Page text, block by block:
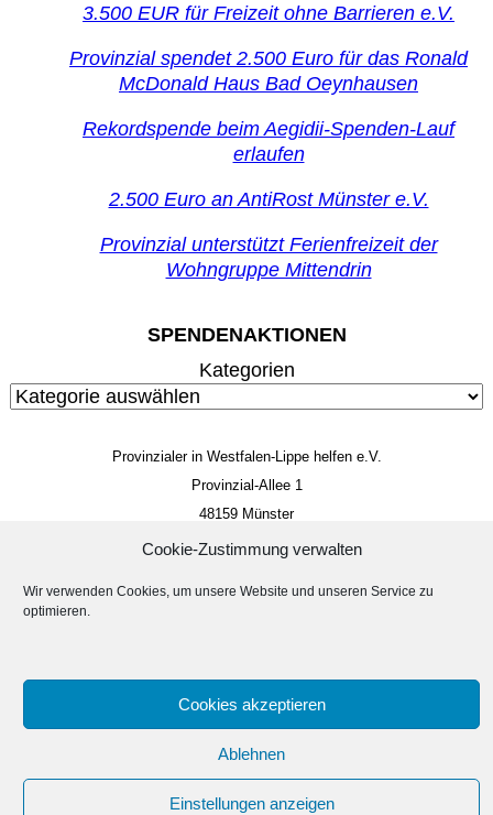
Cookie-Zustimmung verwalten
Wir verwenden Cookies, um unsere Website und unseren Service zu
optimieren.
Cookies akzeptieren
Ablehnen
Einstellungen anzeigen
3.500 EUR für Freizeit ohne Barrieren e.V.
Provinzial spendet 2.500 Euro für das Ronald
McDonald Haus Bad Oeynhausen
Rekordspende beim Aegidii-Spenden-Lauf
erlaufen
2.500 Euro an AntiRost Münster e.V.
Provinzial unterstützt Ferienfreizeit der
Wohngruppe Mittendrin
SPENDENAKTIONEN
Kategorien
Provinzialer in Westfalen-Lippe helfen e.V.
Provinzial-Allee 1
48159 Münster
Mitglieds- und Spendenkonto
Erstellt von
Linus Dickmann